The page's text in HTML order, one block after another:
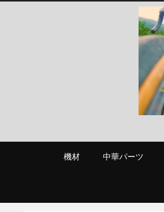
機材 中華パーツ